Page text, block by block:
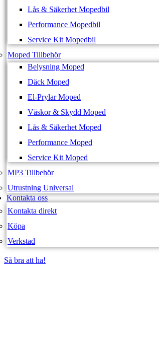
Lås & Säkerhet Mopedbil
Performance Mopedbil
Service Kit Mopedbil
Moped Tillbehör
Belysning Moped
Däck Moped
El-Prylar Moped
Väskor & Skydd Moped
Lås & Säkerhet Moped
Performance Moped
Service Kit Moped
MP3 Tillbehör
Utrustning Universal
Kontakta oss
Kontakta direkt
Köpa
Verkstad
Så bra att ha!